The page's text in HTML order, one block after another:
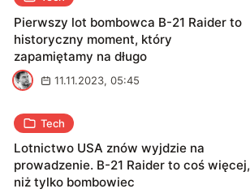
Pierwszy lot bombowca B-21 Raider to
historyczny moment, który
zapamiętamy na długo
M
11.11.2023, 05:45
Tech
Lotnictwo USA znów wyjdzie na
prowadzenie. B-21 Raider to coś więcej,
niż tylko bombowiec